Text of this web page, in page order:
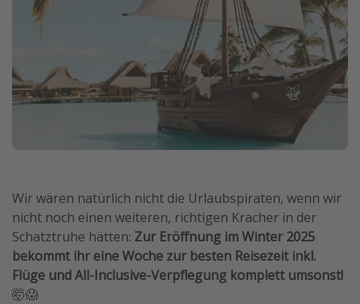
Wir wären natürlich nicht die Urlaubspiraten, wenn wir
nicht noch einen weiteren, richtigen Kracher in der
Schatztruhe hätten: Zur Eröffnung im Winter 2025
bekommt ihr eine Woche zur besten Reisezeit inkl.
Flüge und All-Inclusive-Verpflegung komplett umsonst!
🤯😱